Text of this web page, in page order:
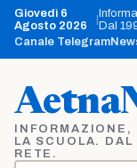
Vai
contenuto
Giovedì 6
Agosto 2026
Dal
Canale Telegram
LA SCUOLA.
RETE.